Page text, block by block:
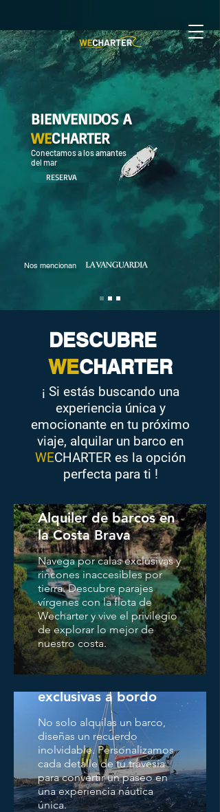
BIENVENIDOS A
WECHARTER
Conectamos a los amantes
del mar
RESERVA
Nos mencionan
DESCUBRE
WECHARTER
¡ Si estás buscando una
experiencia única y
emocionante en tu próximo
viaje, alquilar un barco en
WECHARTER es la opción
perfecta para ti !
Alquiler de barcos en
la Costa Brava
Navega por calas exclusivas y
rincones inaccesibles por
tierra. Descubre parajes
vírgenes con la flota de
Wecharter y vive el privilegio
de explorar lo mejor de
nuestro costa.
Experiencias
exclusivas a bordo
No solo alquilas un barco,
diseñas un recuerdo
inolvidable. Personalizamos
cada detalle de tu travesía
para convertir un paseo en
una experiencia náutica
única.